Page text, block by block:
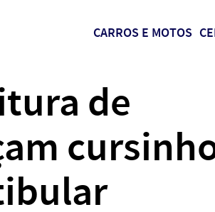
CARROS E MOTOS
de